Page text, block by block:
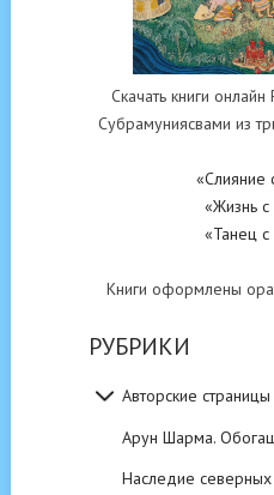
Скачать книги
Субрамуниясвами из
«Слияние
«Жизнь
«Танец
Книги оформлены
РУБРИКИ
Авторские страницы
Арун Шарма.
Наследие